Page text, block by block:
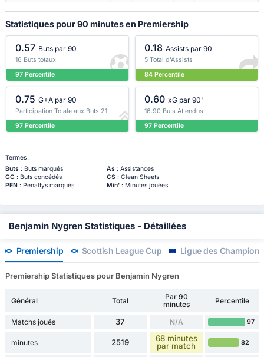
Statistiques pour 90 minutes en Premiership
0.57 Buts par 90
16 Buts totaux
97 Percentile
0.18 Assists par 90
5 Total d'Assists
84 Percentile
0.75 G+A par 90
Participation Totale aux Buts 21
97 Percentile
0.60 xG par 90'
16.90 Buts Attendus
97 Percentile
Termes :
Buts: Buts marqués As: Assistances
GC : Buts concédés CS: Clean Sheets
PEN : Penaltys marqués Min': Minutes jouées
Benjamin Nygren Statistiques - Détaillées
Premiership Scottish League Cup Ligue des Champions
Premiership Statistiques pour Benjamin Nygren
Général Total
Par 90
minutes
Percentile
Matchs joués 37 N/A 97
minutes 2519
68 minutes
par match
82